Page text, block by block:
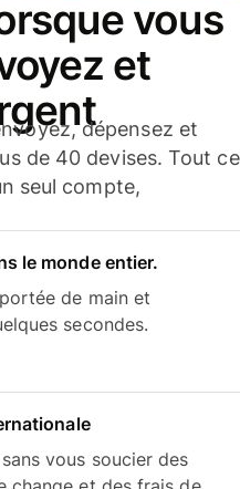
vous
et
dépensez et
de 40 devises. Tout ce
seul compte,
le monde entier.
de main et
secondes.
vous soucier des